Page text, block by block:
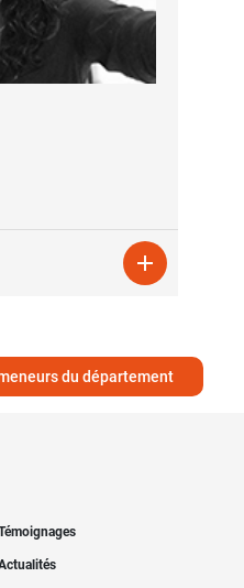

du département